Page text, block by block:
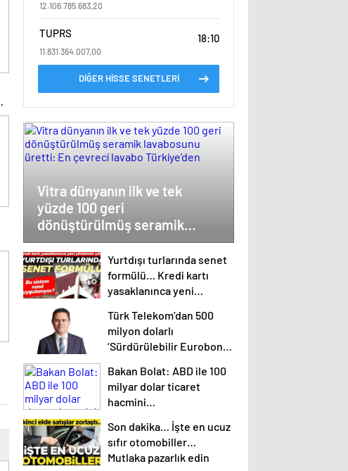
12.106.785.683,20
TUPRS
11.831.364.007,00
18:10
DİĞER HİSSE SENETLERİ
Vitra dünyanın ilk ve tek
yüzde 100 geri
dönüştürülmüş seramik
lavabosunu üretti: En çevreci
lavabo Türkiye’denYurtdışı turlarında senet
formülü… Kredi kartı
yasaklanınca yeni
Türk Telekom’dan 500
milyon dolarlı
‘Sürdürülebilir Eurobond’
Bakan Bolat: ABD ile 100
milyar dolar ticaret
hacmini
Son dakika… İşte en ucuz
sıfır otomobiller…
Mutlaka pazarlık edin